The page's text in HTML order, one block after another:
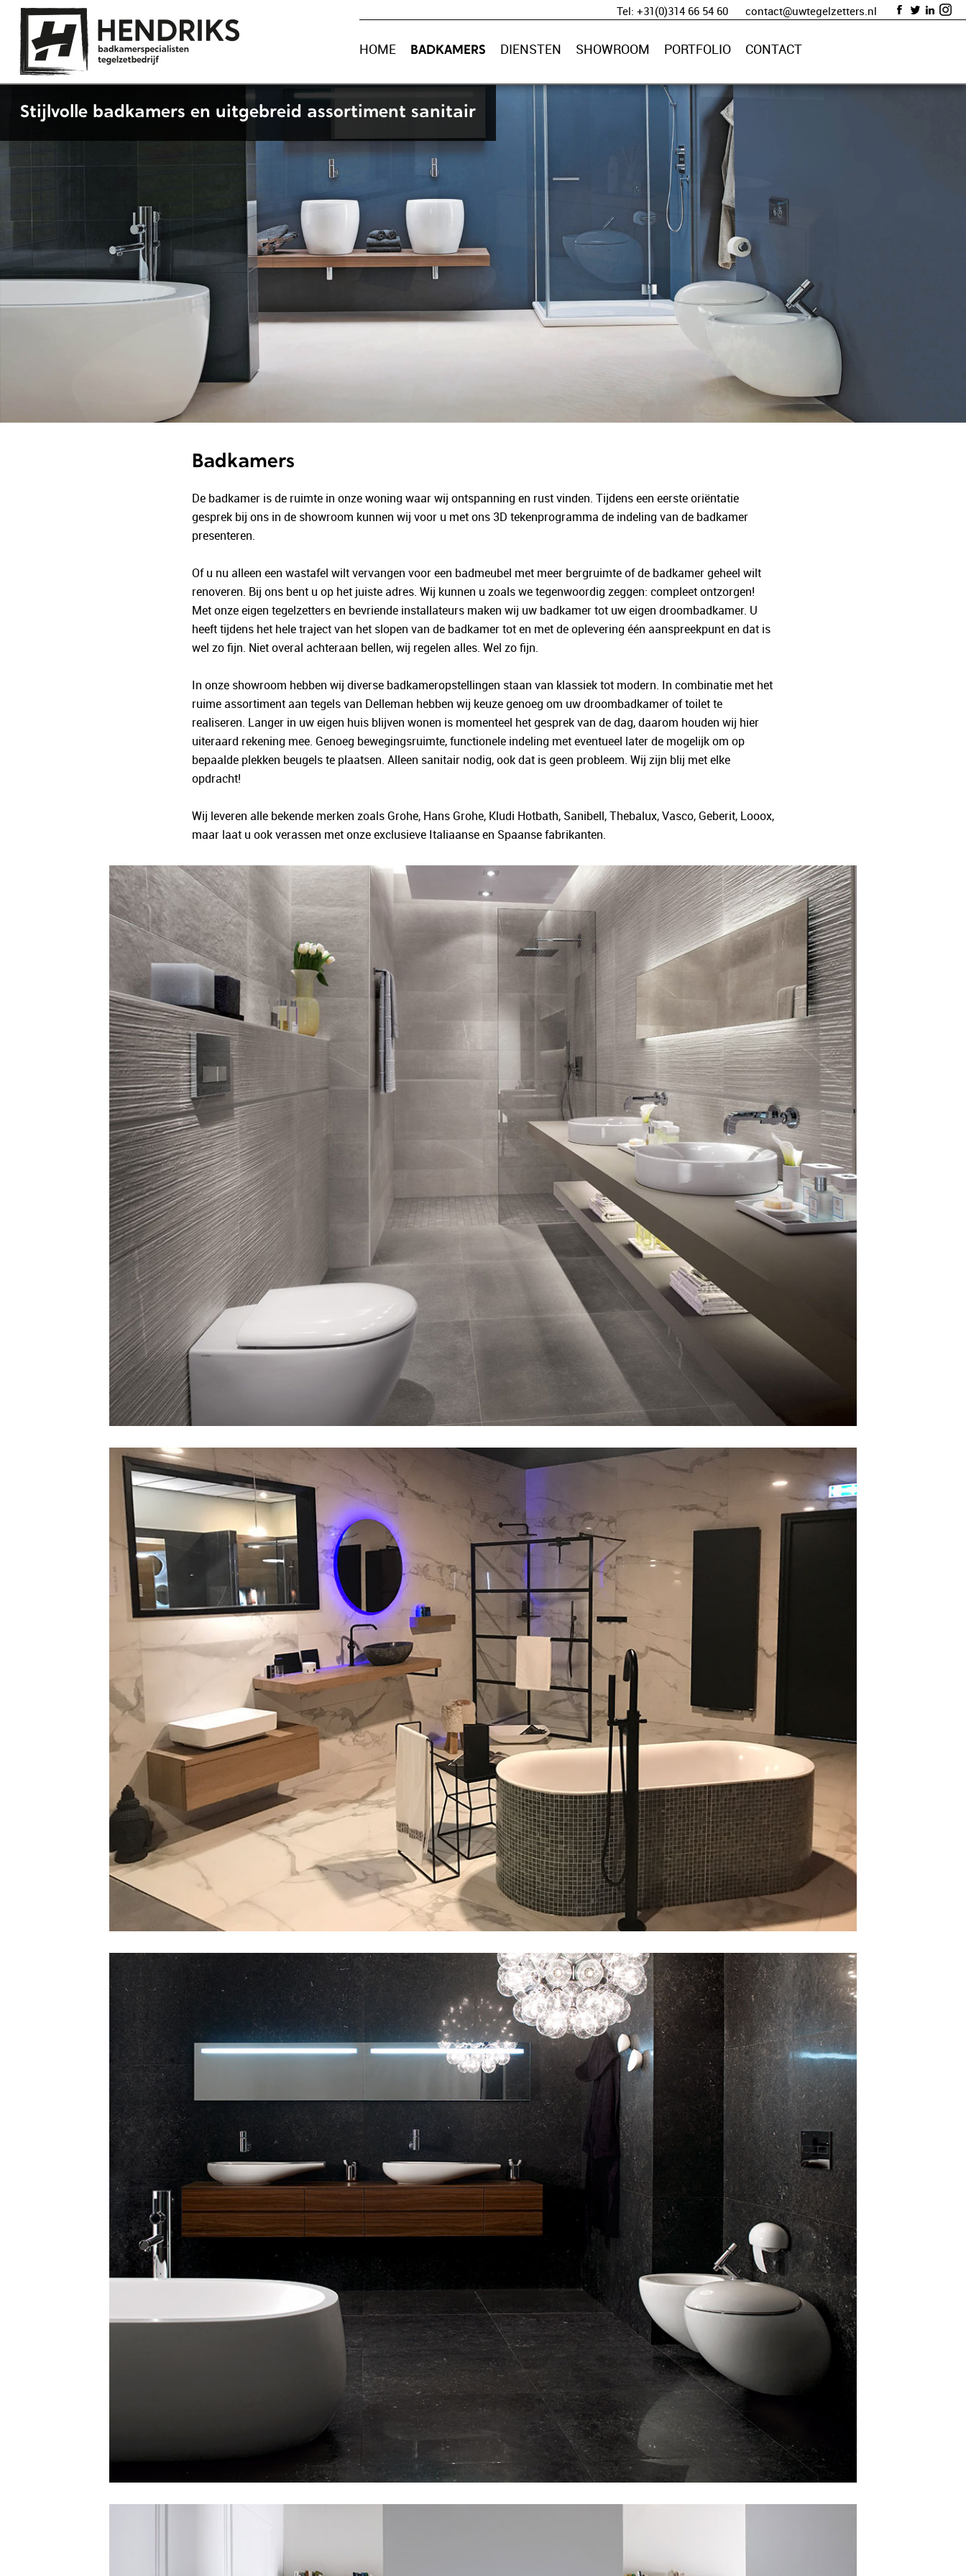
HOME BADKAMERS DIENSTEN SHOWROOM PORTFOLIO CONTACT
Tel: +31(0)314 66 54 60 contact@uwtegelzetters.nl
Stijlvolle badkamers en uitgebreid assortiment sanitair
Badkamers
De badkamer is de ruimte in onze woning waar wij ontspanning en rust vinden. Tijdens een eerste oriëntatie
gesprek bij ons in de showroom kunnen wij voor u met ons 3D tekenprogramma de indeling van de badkamer
presenteren.
Of u nu alleen een wastafel wilt vervangen voor een badmeubel met meer bergruimte of de badkamer geheel wilt
renoveren. Bij ons bent u op het juiste adres. Wij kunnen u zoals we tegenwoordig zeggen: compleet ontzorgen!
Met onze eigen tegelzetters en bevriende installateurs maken wij uw badkamer tot uw eigen droombadkamer. U
heeft tijdens het hele traject van het slopen van de badkamer tot en met de oplevering één aanspreekpunt en dat is
wel zo fijn. Niet overal achteraan bellen, wij regelen alles. Wel zo fijn.
In onze showroom hebben wij diverse badkameropstellingen staan van klassiek tot modern. In combinatie met het
ruime assortiment aan tegels van Delleman hebben wij keuze genoeg om uw droombadkamer of toilet te
realiseren. Langer in uw eigen huis blijven wonen is momenteel het gesprek van de dag, daarom houden wij hier
uiteraard rekening mee. Genoeg bewegingsruimte, functionele indeling met eventueel later de mogelijk om op
bepaalde plekken beugels te plaatsen. Alleen sanitair nodig, ook dat is geen probleem. Wij zijn blij met elke
opdracht!
Wij leveren alle bekende merken zoals Grohe, Hans Grohe, Kludi Hotbath, Sanibell, Thebalux, Vasco, Geberit, Looox,
maar laat u ook verassen met onze exclusieve Italiaanse en Spaanse fabrikanten.